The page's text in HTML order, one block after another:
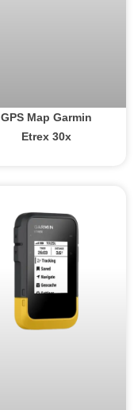
GPS Map Garmin
Etrex 30x